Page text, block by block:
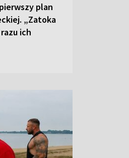
plan
„Zatoka
ich